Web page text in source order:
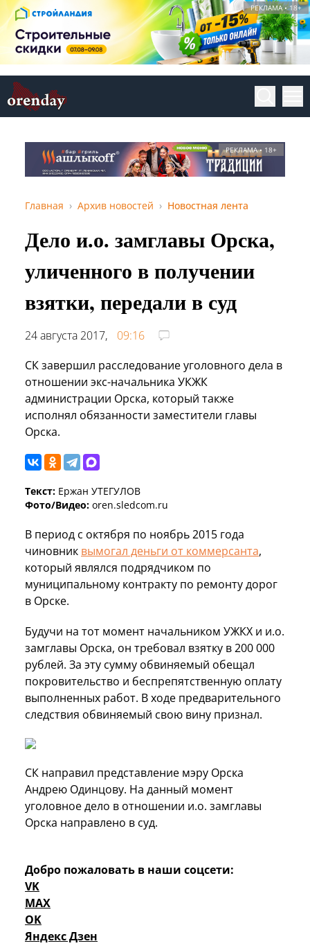
РЕКЛАМА • 18+
РЕКЛАМА • 18+
Главная Архив новостей Новостная лента
Дело и.о. замглавы Орска,
уличенного в получении
взятки, передали в суд
24 августа 2017,
09:16
СК завершил расследование уголовного дела в
отношении экс-начальника УКЖК
администрации Орска, который также
исполнял обязанности заместители главы
Орска.
Текст: Ержан УТЕГУЛОВ
Фото/Видео: oren.sledcom.ru
В период с октября по ноябрь 2015 года
чиновник вымогал деньги от коммерсанта,
который являлся подрядчиком по
муниципальному контракту по ремонту дорог
в Орске.
Будучи на тот момент начальником УЖКХ и и.о.
замглавы Орска, он требовал взятку в 200 000
рублей. За эту сумму обвиняемый обещал
покровительство и беспрепятственную оплату
выполненных работ. В ходе предварительного
следствия обвиняемый свою вину признал.
СК направил представление мэру Орска
Андрею Одинцову. На данный момент
уголовное дело в отношении и.о. замглавы
Орска направлено в суд.
Добро пожаловать в наши соцсети:
VK
MAX
OK
Яндекс Дзен